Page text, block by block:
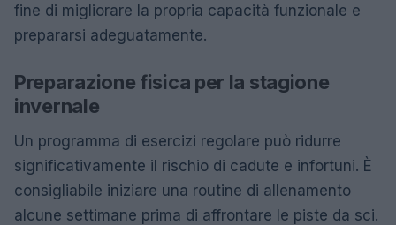
fine di migliorare la propria capacità funzionale e
prepararsi adeguatamente.
Preparazione fisica per la stagione
invernale
Un programma di esercizi regolare può ridurre
significativamente il rischio di cadute e infortuni. È
consigliabile iniziare una routine di allenamento
alcune settimane prima di affrontare le piste da sci.